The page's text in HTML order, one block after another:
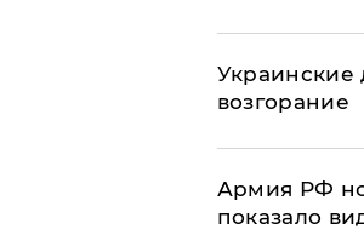
Украинские
возгорание
Армия РФ
показало